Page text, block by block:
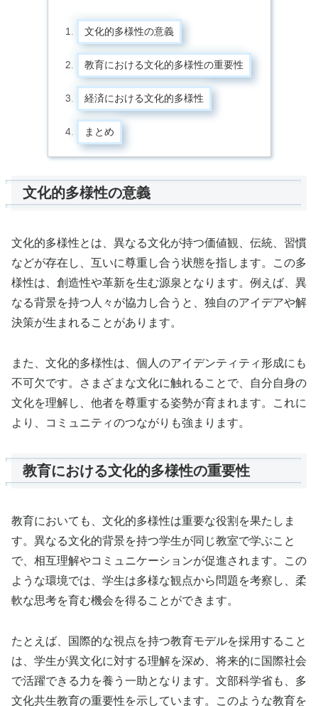
文化的多様性の意義
教育における文化的多様性の重要性
経済における文化的多様性
まとめ
文化的多様性の意義
文化的多様性とは、異なる文化が持つ価値観、伝統、習慣
などが存在し、互いに尊重し合う状態を指します。この多
様性は、創造性や革新を生む源泉となります。例えば、異
なる背景を持つ人々が協力し合うと、独自のアイデアや解
決策が生まれることがあります。
また、文化的多様性は、個人のアイデンティティ形成にも
不可欠です。さまざまな文化に触れることで、自分自身の
文化を理解し、他者を尊重する姿勢が育まれます。これに
より、コミュニティのつながりも強まります。
教育における文化的多様性の重要性
教育においても、文化的多様性は重要な役割を果たしま
す。異なる文化的背景を持つ学生が同じ教室で学ぶこと
で、相互理解やコミュニケーションが促進されます。この
ような環境では、学生は多様な観点から問題を考察し、柔
軟な思考を育む機会を得ることができます。
たとえば、国際的な視点を持つ教育モデルを採用すること
は、学生が異文化に対する理解を深め、将来的に国際社会
で活躍できる力を養う一助となります。文部科学省も、多
文化共生教育の重要性を示しています。このような教育を